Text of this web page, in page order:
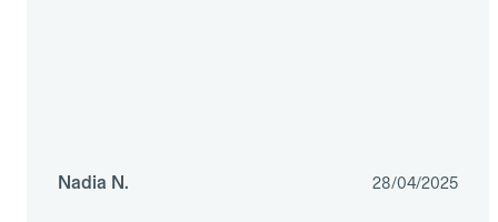
Nadia N. 28/04/2025